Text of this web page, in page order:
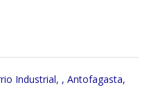
Industrial, , Antofagasta,